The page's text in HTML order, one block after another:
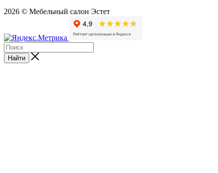
2026 © Мебельный салон Эстет
Найти